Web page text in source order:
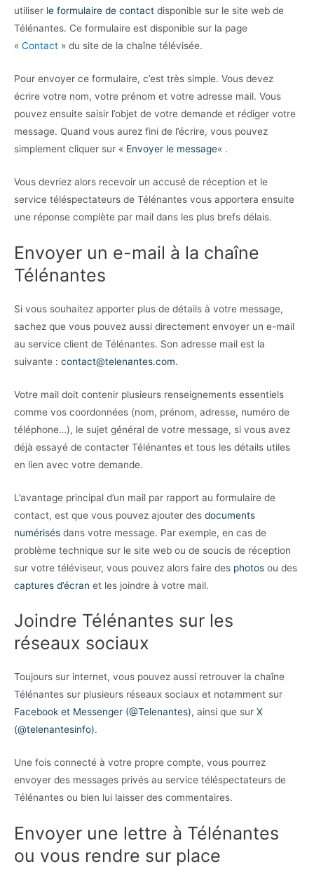
utiliser le formulaire de contact disponible sur le site web de
Télénantes. Ce formulaire est disponible sur la page
« Contact » du site de la chaîne télévisée.
Pour envoyer ce formulaire, c’est très simple. Vous devez
écrire votre nom, votre prénom et votre adresse mail. Vous
pouvez ensuite saisir l’objet de votre demande et rédiger votre
message. Quand vous aurez fini de l’écrire, vous pouvez
simplement cliquer sur « Envoyer le message« .
Vous devriez alors recevoir un accusé de réception et le
service téléspectateurs de Télénantes vous apportera ensuite
une réponse complète par mail dans les plus brefs délais.
Envoyer un e-mail à la chaîne
Télénantes
Si vous souhaitez apporter plus de détails à votre message,
sachez que vous pouvez aussi directement envoyer un e-mail
au service client de Télénantes. Son adresse mail est la
suivante : contact@telenantes.com.
Votre mail doit contenir plusieurs renseignements essentiels
comme vos coordonnées (nom, prénom, adresse, numéro de
téléphone…), le sujet général de votre message, si vous avez
déjà essayé de contacter Télénantes et tous les détails utiles
en lien avec votre demande.
L’avantage principal d’un mail par rapport au formulaire de
contact, est que vous pouvez ajouter des documents
numérisés dans votre message. Par exemple, en cas de
problème technique sur le site web ou de soucis de réception
sur votre téléviseur, vous pouvez alors faire des photos ou des
captures d’écran et les joindre à votre mail.
Joindre Télénantes sur les
réseaux sociaux
Toujours sur internet, vous pouvez aussi retrouver la chaîne
Télénantes sur plusieurs réseaux sociaux et notamment sur
Facebook et Messenger (@Telenantes), ainsi que sur X
(@telenantesinfo).
Une fois connecté à votre propre compte, vous pourrez
envoyer des messages privés au service téléspectateurs de
Télénantes ou bien lui laisser des commentaires.
Envoyer une lettre à Télénantes
ou vous rendre sur place